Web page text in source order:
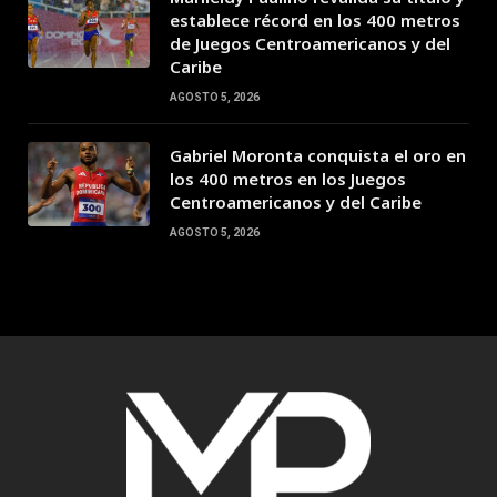
establece récord en los 400 metros
de Juegos Centroamericanos y del
Caribe
AGOSTO 5, 2026
Gabriel Moronta conquista el oro en
los 400 metros en los Juegos
Centroamericanos y del Caribe
AGOSTO 5, 2026